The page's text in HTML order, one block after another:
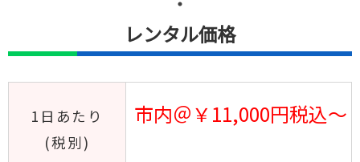
レンタル価格
1日あたり
(税別)
市内＠￥11,000円税込～